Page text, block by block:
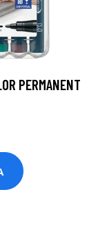
PERMANENT